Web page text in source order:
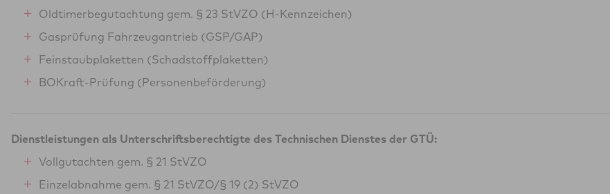
Oldtimerbegutachtung gem. § 23 StVZO (H-Kennzeichen)
Gasprüfung Fahrzeugantrieb (GSP/GAP)
Feinstaubplaketten (Schadstoffplaketten)
BOKraft-Prüfung (Personenbeförderung)
Dienstleistungen als Unterschriftsberechtigte des Technischen Dienstes der GTÜ:
Vollgutachten gem. § 21 StVZO
Einzelabnahme gem. § 21 StVZO/§ 19 (2) StVZO